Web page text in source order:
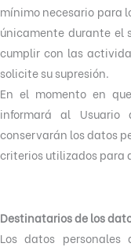
mínimo necesario para
únicamente durante el
cumplir con las
solicite su supresión.
En el momento en
informará al
conservarán los datos
criterios utilizados para
Destinatarios de los
Los datos